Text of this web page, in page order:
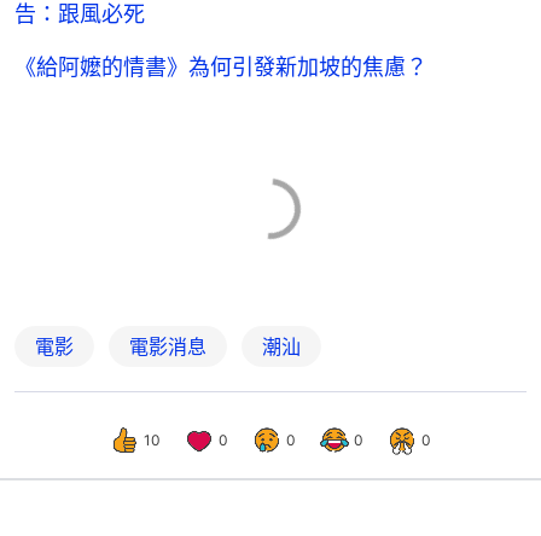
告：跟風必死
《給阿嬤的情書》為何引發新加坡的焦慮？
電影 電影消息 潮汕
10 0 0 0 0